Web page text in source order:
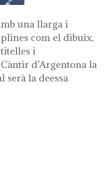
una llarga i
com el dibuix,
i
d’Argentona la
serà la deessa